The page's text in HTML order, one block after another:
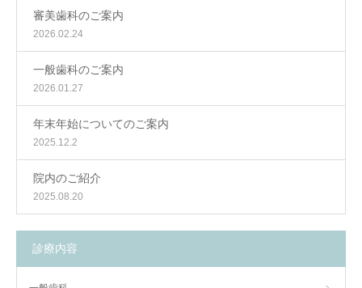
審美歯科のご案内
2026.02.24
一般歯科のご案内
2026.01.27
年末年始についてのご案内
2025.12.2
院内のご紹介
2025.08.20
診療内容